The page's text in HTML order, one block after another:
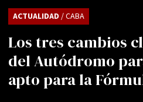
Los tres cambios
del Autódromo
apto para la
ACTUALIDAD / CABA